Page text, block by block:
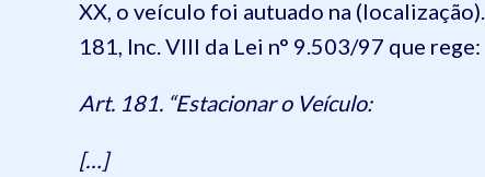
XX, o veículo foi autuado na
181, Inc. VIII da Lei n° 9.503/97 que rege:
Art. 181. “Estacionar o Veículo:
[…]